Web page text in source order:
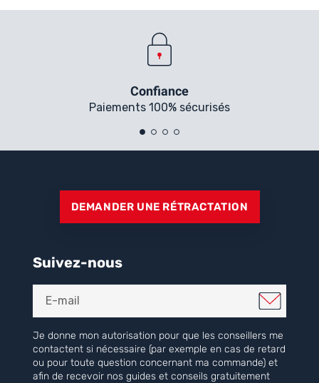
Confiance
Paiements 100% sécurisés
DEMANDER UNE RÉTRACTATION
Suivez-nous
Je donne mon autorisation pour que les conseillers me
contactent si nécessaire (par exemple en cas de retard
ou pour toute question concernant ma commande) et
afin de recevoir nos guides et conseils gratuitement